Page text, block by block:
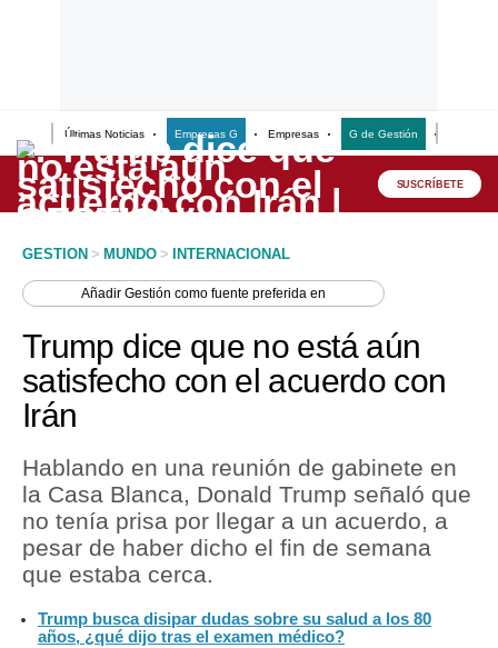
Últimas Noticias Empresas G Empresas G de Gestión
Lo último
Peru Quiosco
Economía
Mercados
Política
Finanzas Personales
Inmobiliarias
SUSCRÍBETE
GESTION > MUNDO > INTERNACIONAL
AñadirGestión como fuente preferida en
Trump dice que no está aún
satisfecho con el acuerdo con
Irán
Hablando en una reunión de gabinete en
la Casa Blanca, Donald Trump señaló que
no tenía prisa por llegar a un acuerdo, a
pesar de haber dicho el fin de semana
que estaba cerca.
Trump busca disipar dudas sobre su salud a los 80
años, ¿qué dijo tras el examen médico?